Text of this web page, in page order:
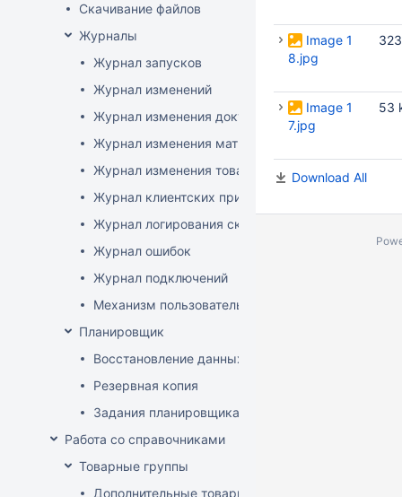
Скачивание файлов
Журналы
Журнал запусков
Журнал изменений
Журнал изменения документов
Журнал изменения матриц
Журнал изменения товаров
Журнал клиентских приложений
Журнал логирования сканирований штрихкодов
Журнал ошибок
Журнал подключений
Механизм пользовательского логирования
Планировщик
Восстановление данных
Резервная копия
Задания планировщика
Работа со справочниками
Товарные группы
Дополнительные товарные группы
Image 1
8.jpg
Image 1
7.jpg
53
Download All